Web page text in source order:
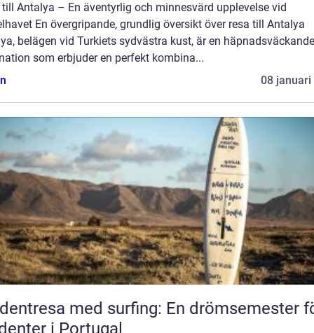
till Antalya – En äventyrlig och minnesvärd upplevelse vid
En övergripande, grundlig översikt över resa till Antalya
belägen vid Turkiets sydvästra kust, är en häpnadsväckande
som erbjuder en perfekt kombina...
08 januari
med surfing: En drömsemester
i Portugal